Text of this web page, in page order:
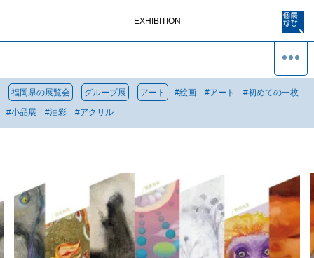
EXHIBITION
福岡県の展覧会 グループ展 アート #絵画 #アート #初めての一枚
#小品展 #油彩 #アクリル